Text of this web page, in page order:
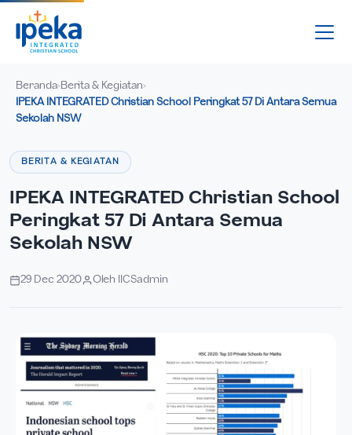
Beranda› Berita & Kegiatan›
IPEKA INTEGRATED Christian School Peringkat 57 Di Antara Semua
Sekolah NSW
BERITA & KEGIATAN
IPEKA INTEGRATED Christian School
Peringkat 57 Di Antara Semua
Sekolah NSW
29 Dec 2020 Oleh IICSadmin